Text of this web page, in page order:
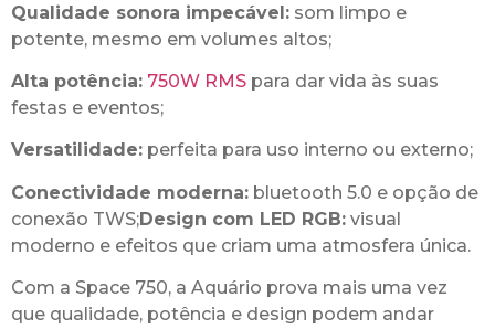
Qualidade sonora impecável: som limpo e
potente, mesmo em volumes altos;
Alta potência: 750W RMS para dar vida às suas
festas e eventos;
Versatilidade: perfeita para uso interno ou externo;
Conectividade moderna: bluetooth 5.0 e opção de
conexão TWS;Design com LED RGB: visual
moderno e efeitos que criam uma atmosfera única.
Com a Space 750, a Aquário prova mais uma vez
que qualidade, potência e design podem andar